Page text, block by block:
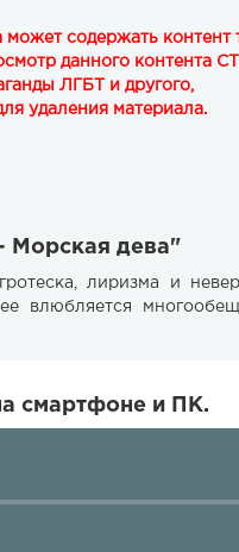
содержать контент
данного контента
ЛГБТ и другого,
удаления материала.
Морская дева"
лиризма и
влюбляется
смартфоне и ПК.